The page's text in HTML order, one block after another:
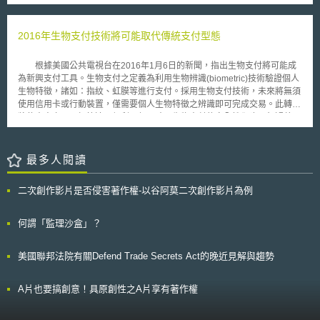
應盡早開始收集相關證據，以滿足法院對於營業秘密之獨立經濟價值的認定
時，將資料傳輸巔峰時段及區域間使用差異列入考量，同時優先關注網路韌
基礎設施及技術，將有助英國達成淨零排放目標。以現有設施中使用之銅線
低能源消耗，故OSAB建議Ofcom制定獎勵措施，促進低效能設備汰換。 3.
6G標準制定：OSAB認為國際電信聯盟（International Telecommunication
Union, ITU）6G發展願景與「第三代合作夥伴計畫」（3rd Generation
Partnership Project, 3GPP）規劃之路線圖具一致性，故鼓勵Ofcom積極參
與3GPP相關標準制定工作。 4. 共享近用執照（Shared Access Licences,
工作效率。 綜上所述，OSAB建議Ofcom探索創新頻譜共享機制、加強國際
影響力、提升國內使用者滿意度，以促進6G發展與產業創新。
2016年生物支付技術將可能取代傳統支付型態
根據美國公共電視台在2016年1月6日的新聞，指出生物支付將可能成
為新興支付工具。生物支付之定義為利用生物辨識(biometric)技術驗證個人
生物特徵，諸如：指紋、虹膜等進行支付。採用生物支付技術，未來將無須
使用信用卡或行動裝置，僅需要個人生物特徵之辨識即可完成交易。此轉變
即便生物辨識屬於高層級的資訊安全保護機制，但水能載舟，亦能覆
妥善保護個人資訊安全，需訂立生物辨識相關規範加以管制，否則將衍生許
多法律問題。 例如：在2015年6月，美國線上出版商Shutterfly公司被
未同意其生物辨識資訊被該公司蒐集，但其面紋(Face print)卻被上傳至該公
依據BIPA針對生物辨識定義及蒐集規範： 1.第10條： 生物辨識之態樣，包
個人生物特徵資訊應有相關規範供公眾查閱，並應提供生物辨識資訊之保管
人。 Shutterfly公司提出要求法院不受理之抗辯，主張BIPA規定之臉部
最多人閱讀
二次創作影片是否侵害著作權-以谷阿莫二次創作影片為例
何謂「監理沙盒」？
美國聯邦法院有關Defend Trade Secrets Act的晚近見解與趨勢
A片也要搞創意！具原創性之A片享有著作權